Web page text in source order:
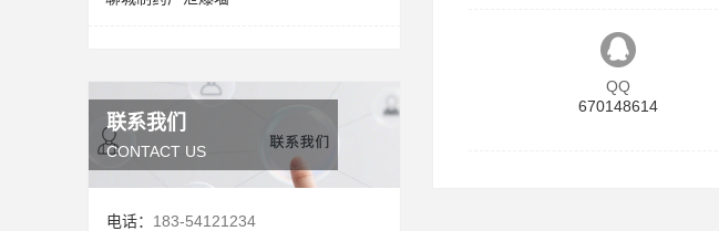
联系我们
CONTACT US
电话： 183-54121234
QQ
670148614